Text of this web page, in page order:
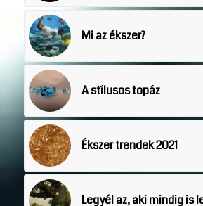
Mi az ékszer?
A stílusos topáz
Ékszer trendek 2021
Legyél az, aki mindig is